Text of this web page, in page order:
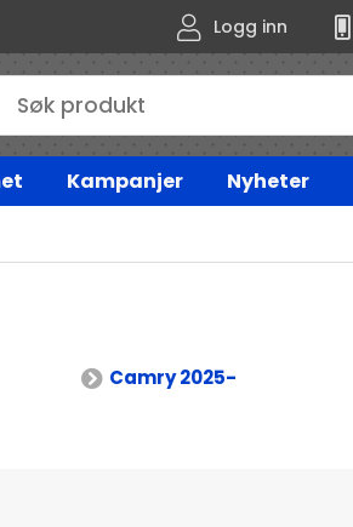
Logg inn
Kampanjer Nyheter
Camry 2025-